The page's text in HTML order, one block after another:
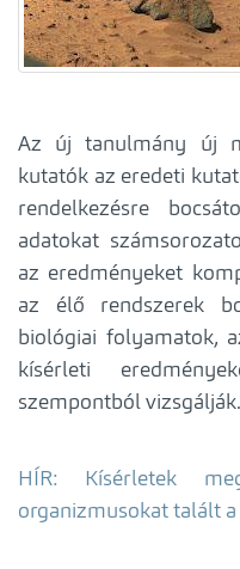
Az új tanulmány új
kutatók az eredeti
rendelkezésre
adatokat
az eredményeket
az élő rendszerek
biológiai folyamatok,
kísérleti
szempontból vizsgálják.
HÍR: Kísérletek
organizmusokat talált a